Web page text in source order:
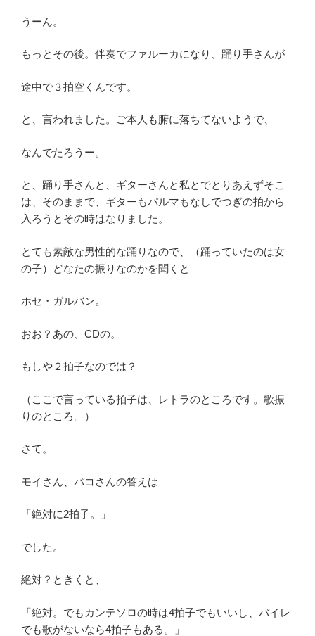
うーん。
もっとその後。伴奏でファルーカになり、踊り手さんが
途中で３拍空くんです。
と、言われました。ご本人も腑に落ちてないようで、
なんでたろうー。
と、踊り手さんと、ギターさんと私とでとりあえずそこ
は、そのままで、ギターもパルマもなしでつぎの拍から
入ろうとその時はなりました。
とても素敵な男性的な踊りなので、（踊っていたのは女
の子）どなたの振りなのかを聞くと
ホセ・ガルバン。
おお？あの、CDの。
もしや２拍子なのでは？
（ここで言っている拍子は、レトラのところです。歌振
りのところ。）
さて。
モイさん、パコさんの答えは
「絶対に2拍子。」
でした。
絶対？ときくと、
「絶対。でもカンテソロの時は4拍子でもいいし、バイレ
でも歌がないなら4拍子もある。」